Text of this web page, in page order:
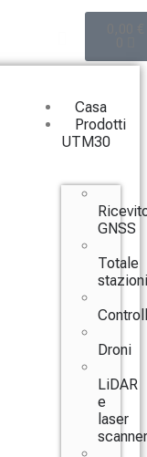
Casa
Prodotti
UTM30
GNSS
Totale
stazioni
Droni
LiDAR
e
laser
scanner